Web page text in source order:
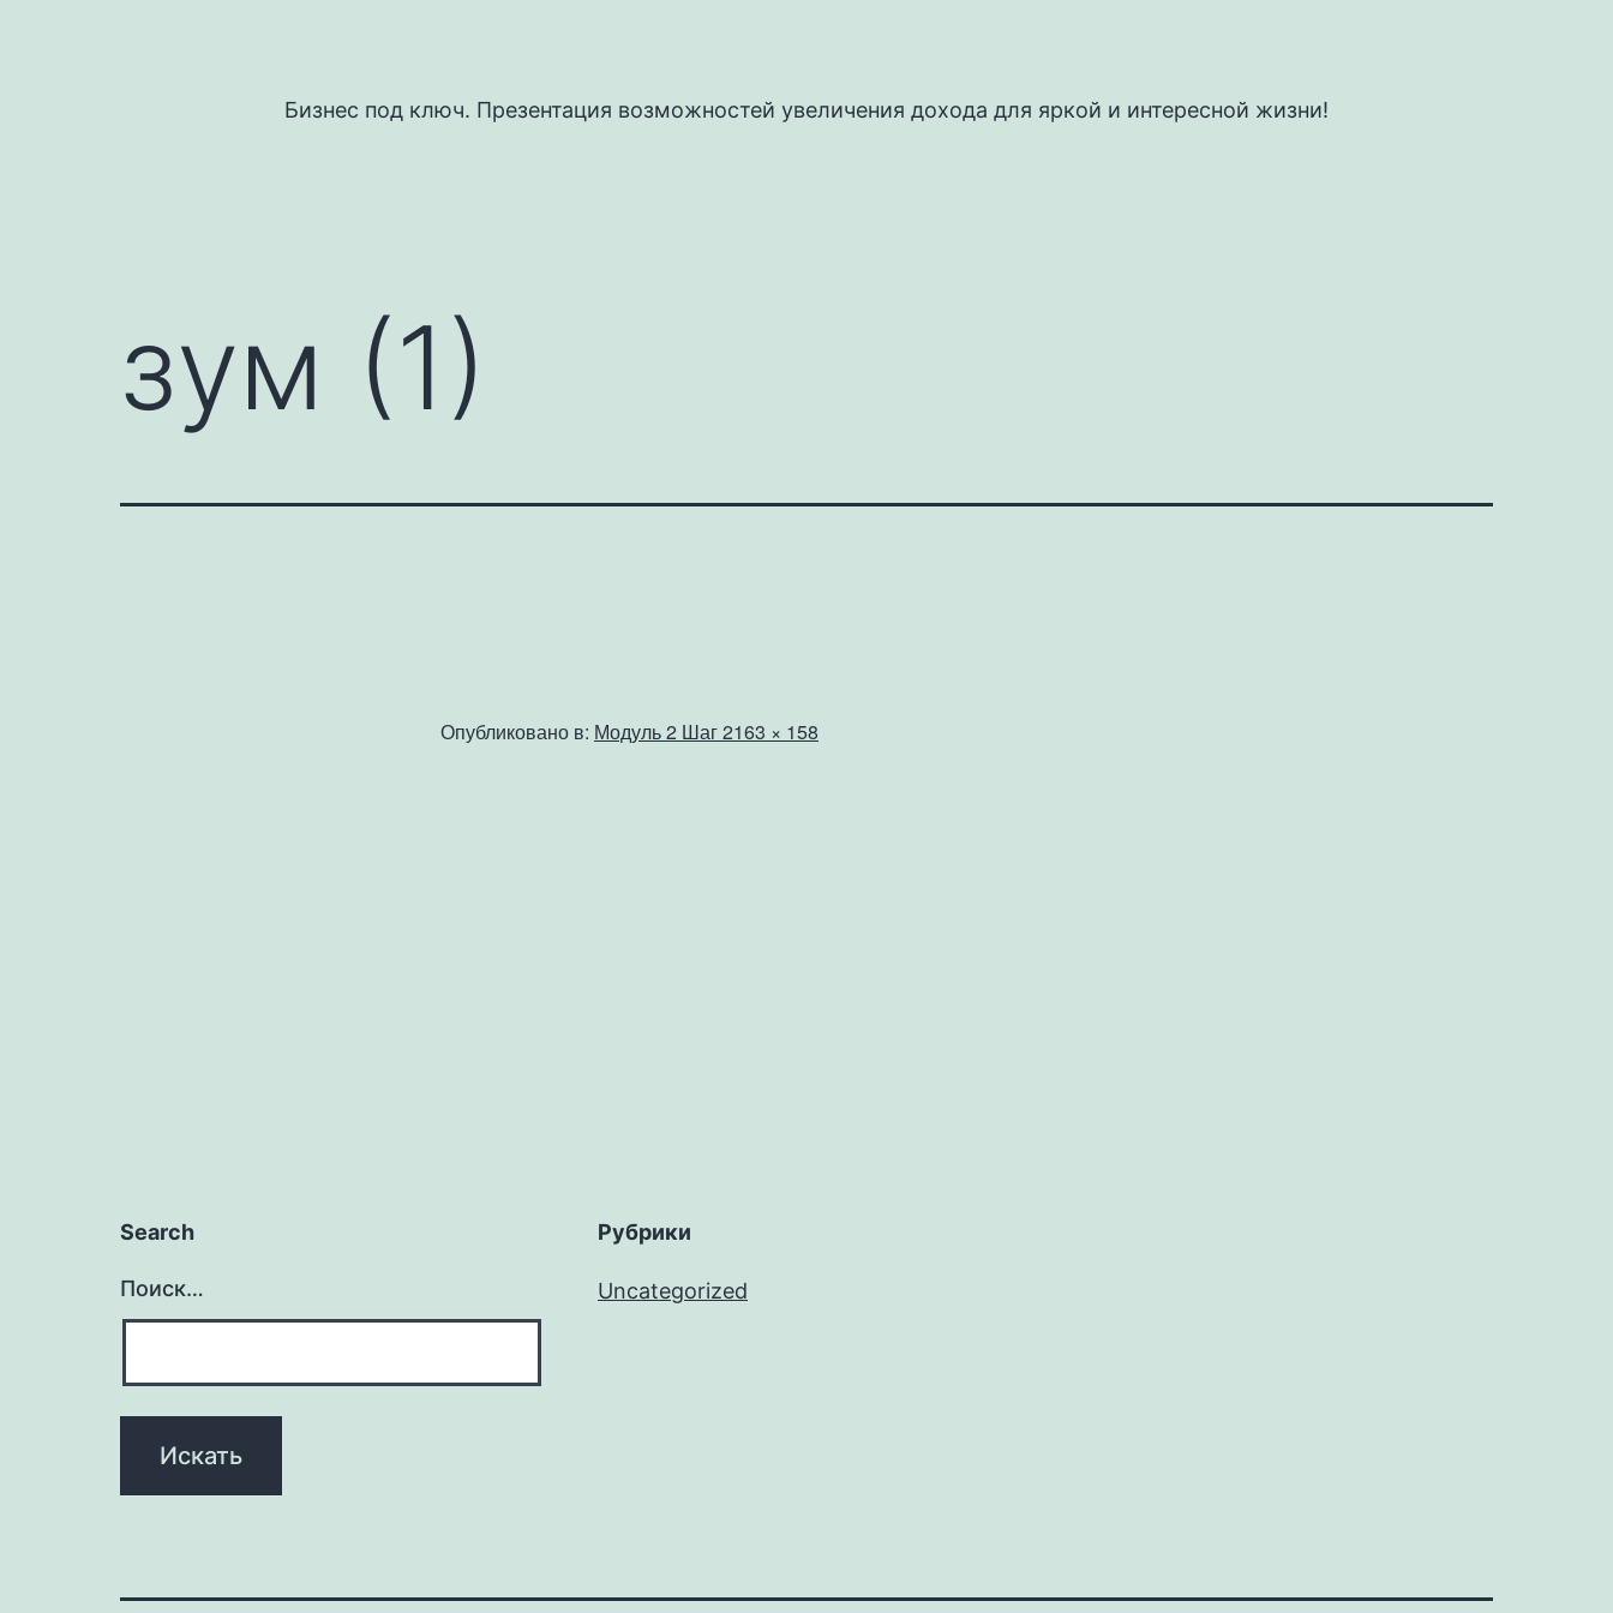
Бизнес под ключ. Презентация возможностей увеличения дохода для яркой и интересной жизни!
зум (1)
Опубликовано в: Модуль 2 Шаг 2Полный
163 × 158
Search
Поиск…
Рубрики
Uncategorized